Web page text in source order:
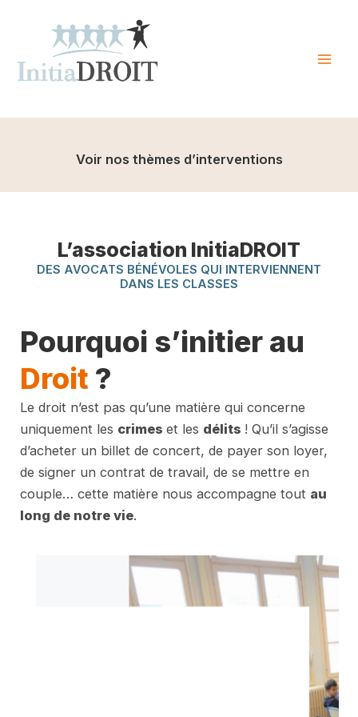
Voir nos thèmes d’interventions
L’association InitiaDROIT
DES AVOCATS BÉNÉVOLES QUI INTERVIENNENT
DANS LES CLASSES
Pourquoi s’initier au
Droit ?
Le droit n’est pas qu’une matière qui concerne
uniquement les crimes et les délits ! Qu’il s’agisse
d’acheter un billet de concert, de payer son loyer,
de signer un contrat de travail, de se mettre en
couple… cette matière nous accompagne tout au
long de notre vie.